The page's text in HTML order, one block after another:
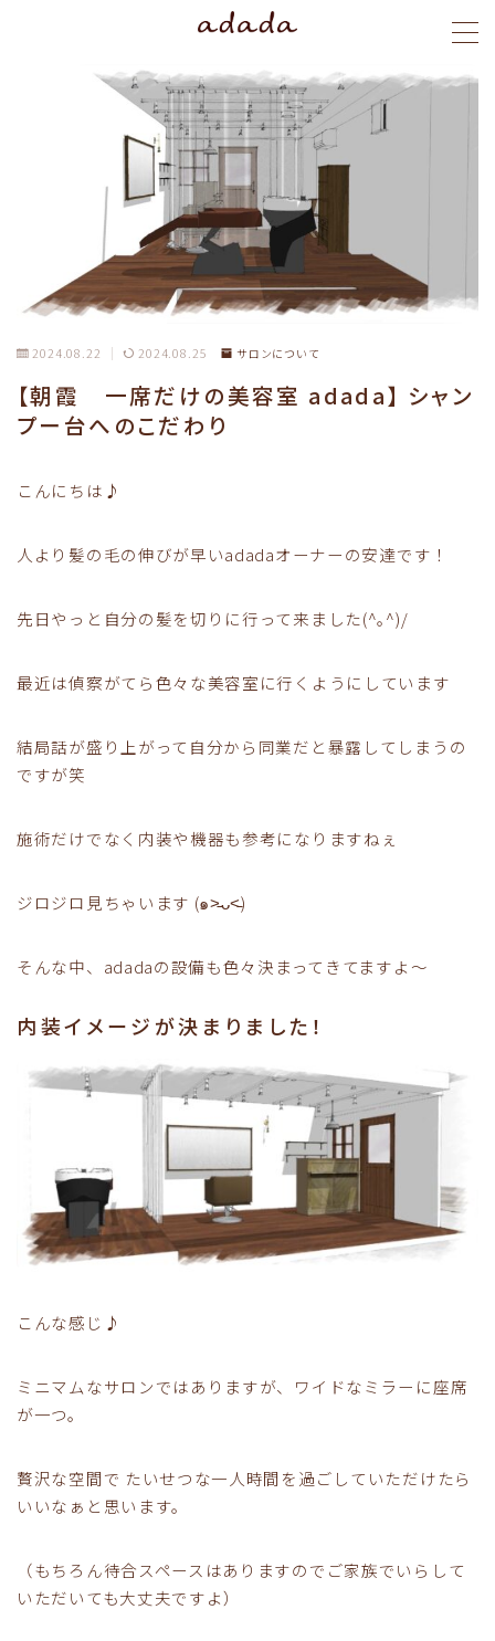
stylist
2024.08.22 2024.08.25 サロンについて
【朝霞 一席だけの美容室 adada】 シャン
プー台へのこだわり
こんにちは♪
人より髪の毛の伸びが早いadadaオーナーの安達です！
先日やっと自分の髪を切りに行って来ました(^｡^)/
最近は偵察がてら色々な美容室に行くようにしています
結局話が盛り上がって自分から同業だと暴露してしまうの
ですが笑
施術だけでなく内装や機器も参考になりますねぇ
ジロジロ見ちゃいます (๑˃̵ᴗ˂̵)
そんな中、adadaの設備も色々決まってきてますよ〜
内装イメージが決まりました！
こんな感じ♪
ミニマムなサロンではありますが、ワイドなミラーに座席
が一つ。
贅沢な空間で たいせつな一人時間を過ごしていただけたら
いいなぁと思います。
（もちろん待合スペースはありますのでご家族でいらして
いただいても大丈夫ですよ）